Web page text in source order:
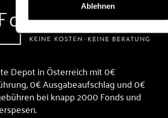
Ablehnen
Depot in Österreich mit 0€
0€ Ausgabeaufschlag und 0€
bei knapp 2000 Fonds und